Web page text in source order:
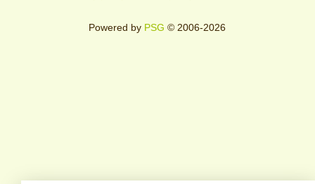
Powered by PSG © 2006-2026